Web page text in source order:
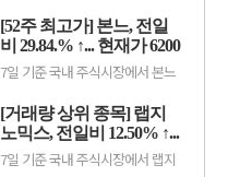
프로비엠(247540, 10만7000원,
▲4500, 4.39%), LG에너지솔루션
(373220, 36만원, ▲1만5000,
4.35%), 한.
했다. 이날 개인과 기관은 각각
3451억원, 8880억원 순매수했고,
외국인은 1조2550억원 순매도했
다.코스닥은 전일비 2.86포인트
(0.36%) 하락한 798.81pt로 마쳤
했고, 외국인과 기관은 각각 2943
억원, 1049억원 순매도했다.임정
은 KB증권 연구원은 KB리서치 장
마감.
[52주 최고가] 본느, 전일
비 29.84.% ↑... 현재가 6200
원
7일 기준 국내 주식시장에서 본느
(29.84%) 오른 6200원에 거래 중
이다.본느는 화장품 ODM·브랜드
사업을 영위하는 기업으로, 색조·
기초 화장품 등 뷰티 제품을 중심
으로 사업을 전개하고 있다. K뷰티
[거래량 상위 종목] 랩지
노믹스, 전일비 12.50% ↑...
현재가 882원
7일 기준 국내 주식시장에서 랩지